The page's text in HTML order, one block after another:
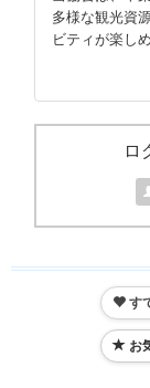
多様な観光資
ビティが楽し
ロ
す
お